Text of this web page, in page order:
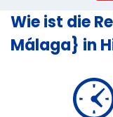
Wie ist die
Málaga} in